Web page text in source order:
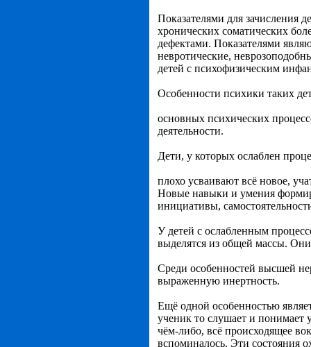
Показателями для зачисления
хронических соматических
дефектами. Показателями
невротические,
детей с психофизическим
Особенности психики таких
основных психических
деятельности.
Дети, у которых ослаблен
плохо усваивают всё новое,
Новые навыки и умения
инициативы,
У детей с ослабленным
выделятся из общей массы.
Среди особенностей высшей
выраженную инертность.
Ещё одной особенностью
ученик то слушает и понимает
чём-либо, всё происходящее
вспоминалось. Эти состояния